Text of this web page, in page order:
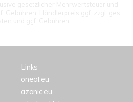
Links
oneal.eu
azonic.eu